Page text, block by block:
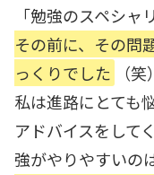
「勉強のスペシ
その前に、その問
っくりでした
（
私は進路にとても
アドバイスをして
強がやりやすいの